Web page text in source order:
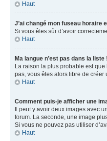
Haut
J’ai changé mon fuseau horaire
Si vous êtes sûr d’avoir
Haut
Ma langue n’est pas dans la liste !
La raison la plus probable est que
pas, vous êtes alors libre de créer
Haut
Comment puis-je afficher une
Il peut y avoir deux images avec
forum. La seconde, une image
Si vous ne pouvez pas utiliser
Haut